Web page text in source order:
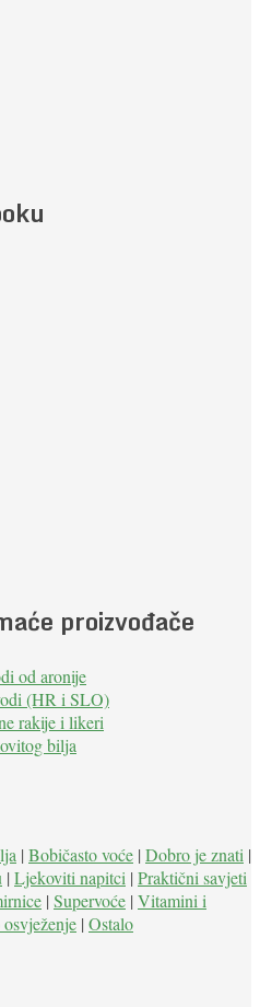
proizvođače
od aronije
(HR i SLO)
rakije i likeri
bilja
| Bobičasto voće | Dobro je znati |
| Ljekoviti napitci | Praktični savjeti
| Supervoće | Vitamini i
| Ostalo